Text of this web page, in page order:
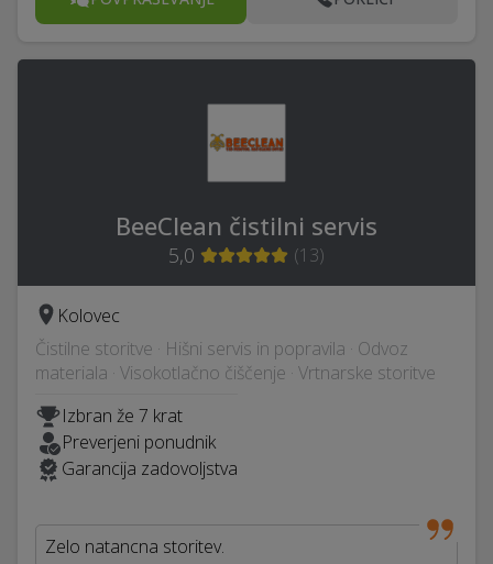
BeeClean čistilni servis
5,0 (13)
Kolovec
Čistilne storitve · Hišni servis in popravila · Odvoz
materiala · Visokotlačno čiščenje · Vrtnarske storitve
Izbran že 7 krat
Preverjeni ponudnik
Garancija zadovoljstva
Zelo natancna storitev.